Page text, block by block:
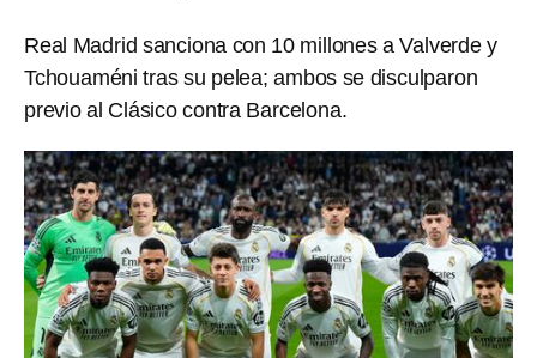
Real Madrid sanciona con 10 millones a Valverde y
Tchouaméni tras su pelea; ambos se disculparon
previo al Clásico contra Barcelona.